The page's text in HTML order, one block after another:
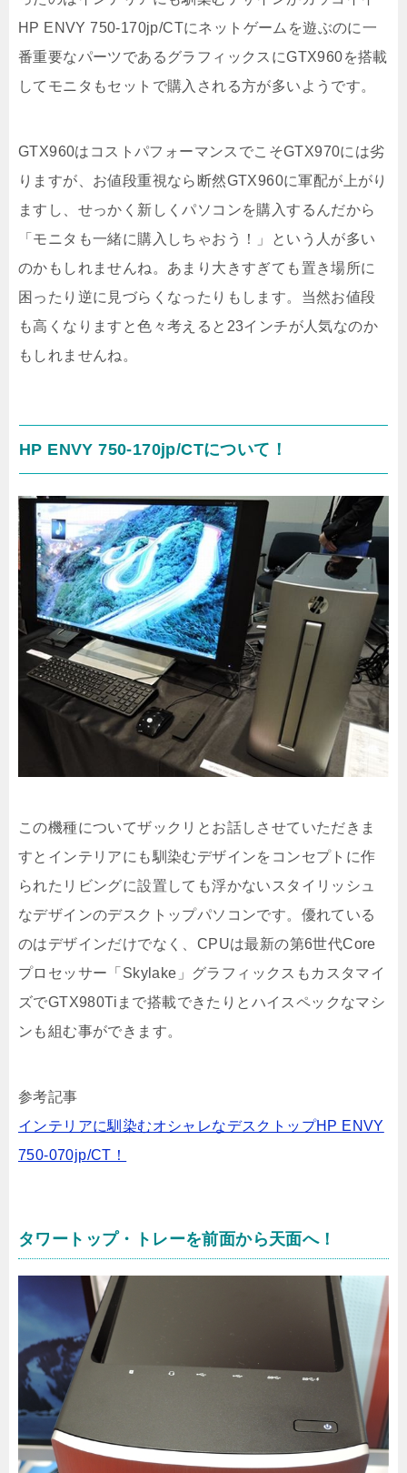
HP ENVY 750-170jp/CTにネットゲームを遊ぶのに一
番重要なパーツであるグラフィックスにGTX960を搭載
してモニタもセットで購入される方が多いようです。
GTX960はコストパフォーマンスでこそGTX970には劣
りますが、お値段重視なら断然GTX960に軍配が上がり
ますし、せっかく新しくパソコンを購入するんだから
「モニタも一緒に購入しちゃおう！」という人が多い
のかもしれませんね。あまり大きすぎても置き場所に
困ったり逆に見づらくなったりもします。当然お値段
も高くなりますと色々考えると23インチが人気なのか
もしれませんね。
HP ENVY 750-170jp/CTについて！
この機種についてザックリとお話しさせていただきま
すとインテリアにも馴染むデザインをコンセプトに作
られたリビングに設置しても浮かないスタイリッシュ
なデザインのデスクトップパソコンです。優れている
のはデザインだけでなく、CPUは最新の第6世代Core
プロセッサー「Skylake」グラフィックスもカスタマイ
ズでGTX980Tiまで搭載できたりとハイスペックなマシ
ンも組む事ができます。
参考記事
インテリアに馴染むオシャレなデスクトップHP ENVY
750-070jp/CT！
タワートップ・トレーを前面から天面へ！